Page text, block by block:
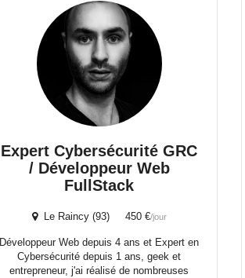
Expert Cybersécurité GRC
/ Développeur Web
FullStack
Le Raincy (93) 450 €/jour
Développeur Web depuis 4 ans et Expert en
Cybersécurité depuis 1 ans, geek et
entrepreneur, j'ai réalisé de nombreuses